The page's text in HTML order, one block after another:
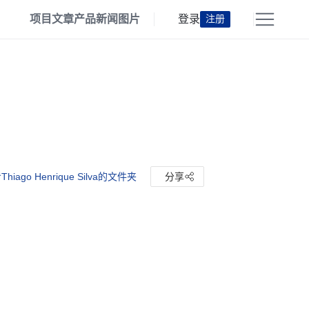
项目文章产品新闻 图片 登录 注册
Henrique Silva的文件夹 分享